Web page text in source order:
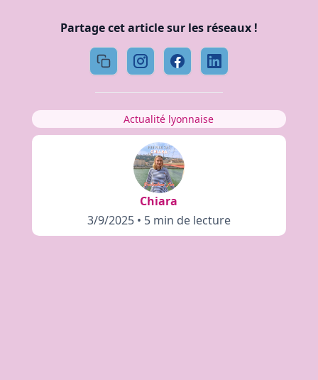
Partage cet article sur les réseaux !
Actualité lyonnaise
Chiara
3/9/2025 • 5 min de lecture